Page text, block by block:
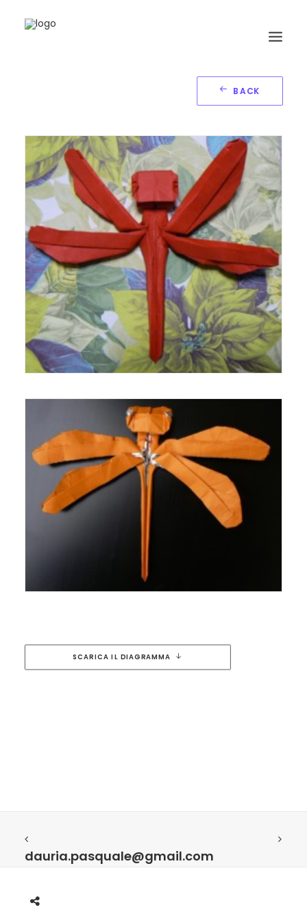
ORIGAMI
LIBRI
GALLERIA
GIORNALE
RICERCA
BACK
SCARICA IL DIAGRAMMA
dauria.pasquale@gmail.com